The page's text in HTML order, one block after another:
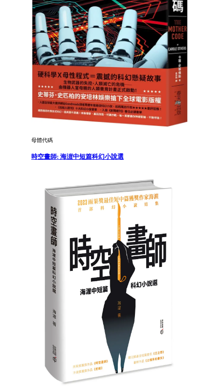
母體代碼
時空畫師: 海漄中短篇科幻小說選